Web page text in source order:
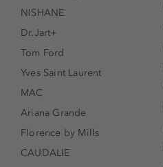
NISHANE
Dr.Jart+
Tom Ford
Yves Saint Laurent
MAC
Ariana Grande
Florence by Mills
CAUDALIE